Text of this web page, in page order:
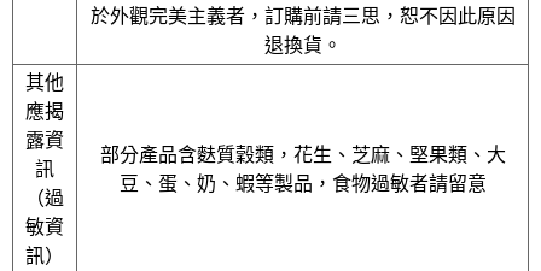
於外觀完美主義者，訂購前請三思，恕不因此原因
退換貨。
其他
應揭
露資
訊
（過
敏資
訊）
部分產品含麩質穀類，花生、芝麻、堅果類、大
豆、蛋、奶、蝦等製品，食物過敏者請留意